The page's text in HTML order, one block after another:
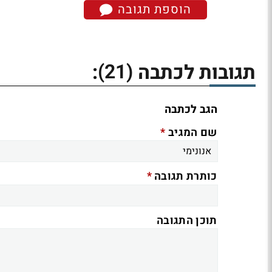
הוספת תגובה
תגובות לכתבה (21)
:
הגב לכתבה
שם המגיב*
כותרת תגובה*
תוכן התגובה